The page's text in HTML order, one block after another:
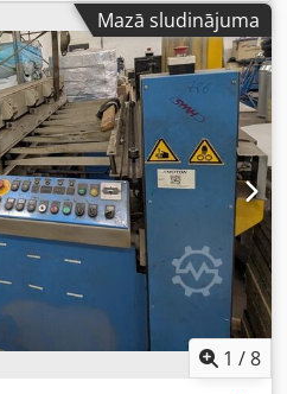
profila augstums: 100 – 250
ieliektā mala: 15 mm
biezums: 1 mm
biezums: 1,5 mm Attālums
izmēri: 900 x 4000 mm
veltņu. Vadība
gadījumā labprāt
Mazā sludinājuma
1 /8